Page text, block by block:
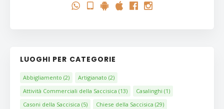
LUOGHI PER CATEGORIE
Abbigliamento (2) Artigianato (2)
Attività Commerciali della Saccisica (13) Casalinghi (1)
Casoni della Saccisica (5) Chiese della Saccisica (29)